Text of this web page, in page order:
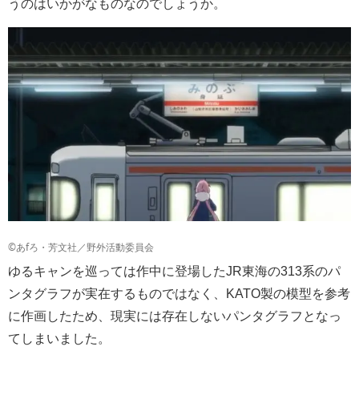
うのはいかがなものなのでしょうか。
©あfろ・芳文社／野外活動委員会
ゆるキャンを巡っては作中に登場したJR東海の313系のパ
ンタグラフが実在するものではなく、KATO製の模型を参考
に作画したため、現実には存在しないパンタグラフとなっ
てしまいました。